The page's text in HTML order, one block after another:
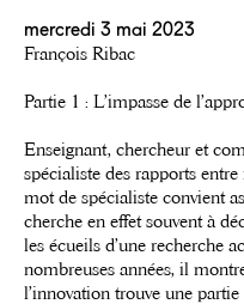
mercredi 3 mai 2023
François Ribac
Partie 1 : L’impasse de
Enseignant, chercheur et
spécialiste des rapports
mot de spécialiste convient
cherche en effet souvent à
les écueils d’une recherche
nombreuses années, il
l’innovation trouve une